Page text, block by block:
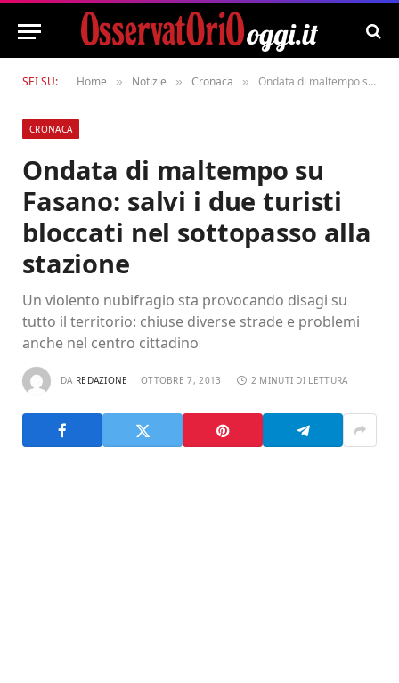
SEI SU: Home » Notizie » Cronaca » Ondata di maltempo su Fasano: salvi i due turisti bloccati nel sottopasso alla stazione
CRONACA
Ondata di maltempo su
Fasano: salvi i due turisti
bloccati nel sottopasso alla
stazione
Un violento nubifragio sta provocando disagi su
tutto il territorio: chiuse diverse strade e problemi
anche nel centro cittadino
DA REDAZIONE OTTOBRE 7, 2013 2 MINUTI DI LETTURA